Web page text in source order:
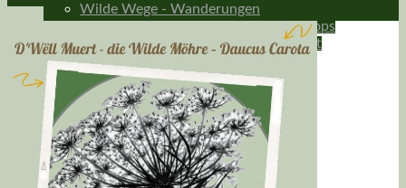
Wilde Wege - Wanderungen
Wilde Werkstatt - Kochen & Workshops
Wildpflanzen und Naturerleben Privat
Kalendar
W-Fragen
Kontakt